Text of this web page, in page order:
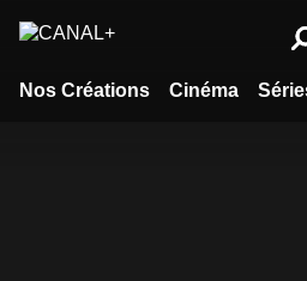
Nos Créations Cinéma